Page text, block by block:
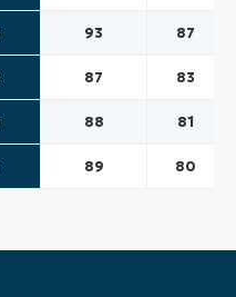
93 87
87 83
88 81
89 80